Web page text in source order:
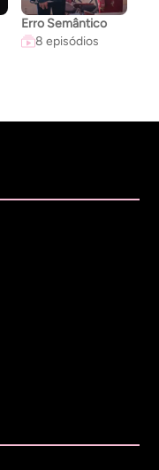
Erro Semântico
8 episódios